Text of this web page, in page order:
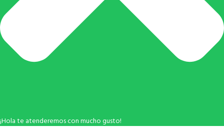
¡Hola te atenderemos con mucho gusto!